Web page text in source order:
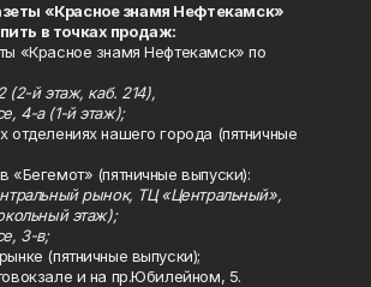
«Красное знамя Нефтекамск»
в точках продаж:
«Красное знамя Нефтекамск» по
(2-й этаж, каб. 214),
4-а (1-й этаж);
отделениях нашего города (пятничные
«Бегемот» (пятничные выпуски):
рынок, ТЦ «Центральный»,
этаж);
3-в;
(пятничные выпуски);
и на пр.Юбилейном, 5.